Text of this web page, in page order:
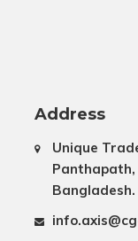
Address
Unique
Bangladesh.